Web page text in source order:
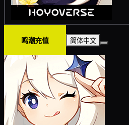
鸣潮充值 简体中文